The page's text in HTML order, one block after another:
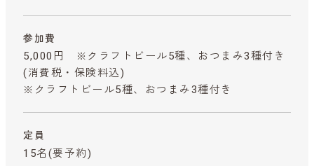
参加費
5,000円 ※クラフトビール5種、おつまみ3種付き
(消費税・保険料込)
※クラフトビール5種、おつまみ3種付き
定員
15名(要予約)